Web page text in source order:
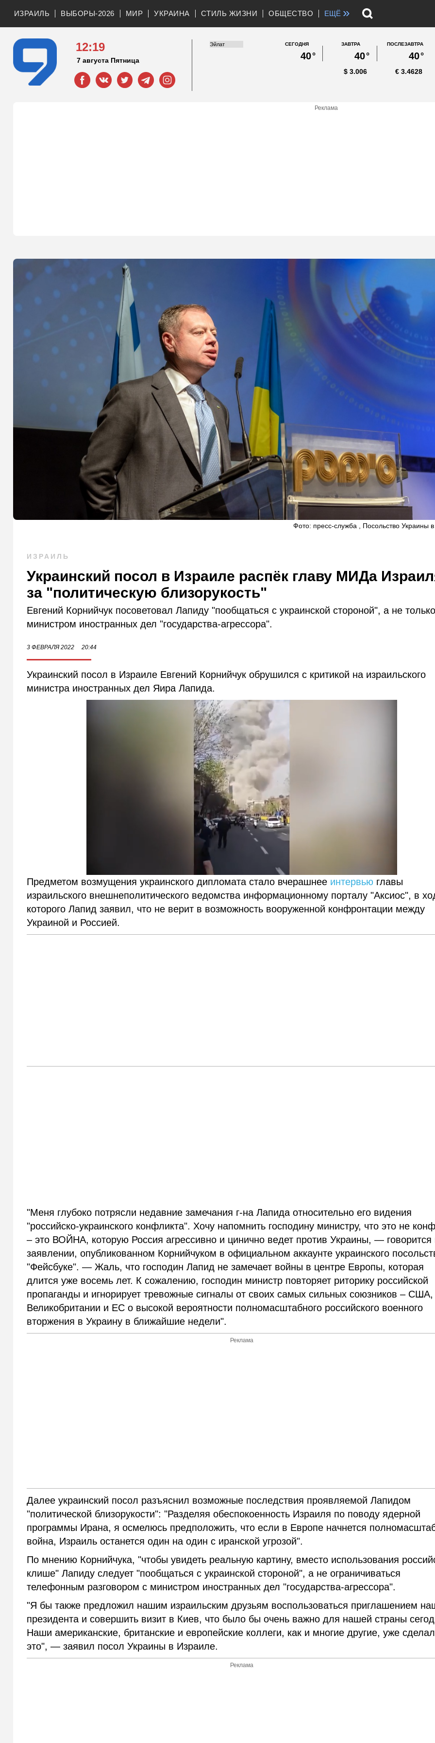
ИЗРАИЛЬ ВЫБОРЫ-2026 МИР УКРАИНА СТИЛЬ ЖИЗНИ ОБЩЕСТВО ЕЩЁ »
12:19
7 августа Пятница
СЕГОДНЯ
40°
ЗАВТРА
40°
ПОСЛЕЗАВТРА
40°
3.006
$ 3.4628
€
Реклама
Фото: пресс-служба , Посольство Украины
ИЗРАИЛЬ
Украинский посол в Израиле распёк главу МИДа
за "политическую близорукость"
Евгений Корнийчук посоветовал Лапиду "пообщаться с украинской стороной", а не
министром иностранных дел "государства-агрессора".
3 ФЕВРАЛЯ 2022 20:44
Украинский посол в Израиле Евгений Корнийчук обрушился с критикой на израильского
министра иностранных дел Яира Лапида.
Предметом возмущения украинского дипломата стало вчерашнее интервью главы
израильского внешнеполитического ведомства информационному порталу "Аксиос", в
которого Лапид заявил, что не верит в возможность вооруженной конфронтации между
Украиной и Россией.
"Меня глубоко потрясли недавние замечания г-на Лапида относительно его видения
"российско-украинского конфликта". Хочу напомнить господину министру, что это не
– это ВОЙНА, которую Россия агрессивно и цинично ведет против Украины, — говорится
заявлении, опубликованном Корнийчуком в официальном аккаунте украинского
"Фейсбуке". — Жаль, что господин Лапид не замечает войны в центре Европы, которая
длится уже восемь лет. К сожалению, господин министр повторяет риторику российской
пропаганды и игнорирует тревожные сигналы от своих самых сильных союзников – США,
Великобритании и ЕС о высокой вероятности полномасштабного российского военного
вторжения в Украину в ближайшие недели".
Реклама
Далее украинский посол разъяснил возможные последствия проявляемой Лапидом
"политической близорукости": "Разделяя обеспокоенность Израиля по поводу ядерной
программы Ирана, я осмелюсь предположить, что если в Европе начнется
война, Израиль останется один на один с иранской угрозой".
По мнению Корнийчука, "чтобы увидеть реальную картину, вместо использования
клише" Лапиду следует "пообщаться с украинской стороной", а не ограничиваться
телефонным разговором с министром иностранных дел "государства-агрессора".
"Я бы также предложил нашим израильским друзьям воспользоваться приглашением
президента и совершить визит в Киев, что было бы очень важно для нашей страны
Наши американские, британские и европейские коллеги, как и многие другие, уже
это", — заявил посол Украины в Израиле.
Реклама